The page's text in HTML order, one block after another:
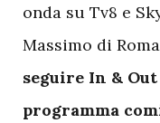
onda su Tv8 e
Massimo di
seguire In &
programma